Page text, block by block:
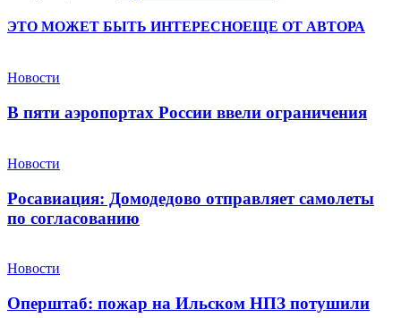
ЭТО МОЖЕТ БЫТЬ ИНТЕРЕСНОЕЩЕ ОТ АВТОРА
Новости
В пяти аэропортах России ввели ограничения
Новости
Росавиация: Домодедово отправляет самолеты
по согласованию
Новости
Оперштаб: пожар на Ильском НПЗ потушили